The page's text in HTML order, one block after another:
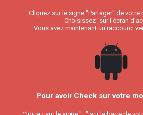
Cliquez sur le signe "Partager" de votre
Choisissez "sur l'écran
Vous avez maintenant un raccourci
Pour avoir Check sur votre